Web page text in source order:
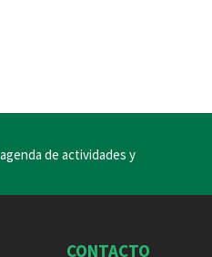
de actividades y
CONTACTO